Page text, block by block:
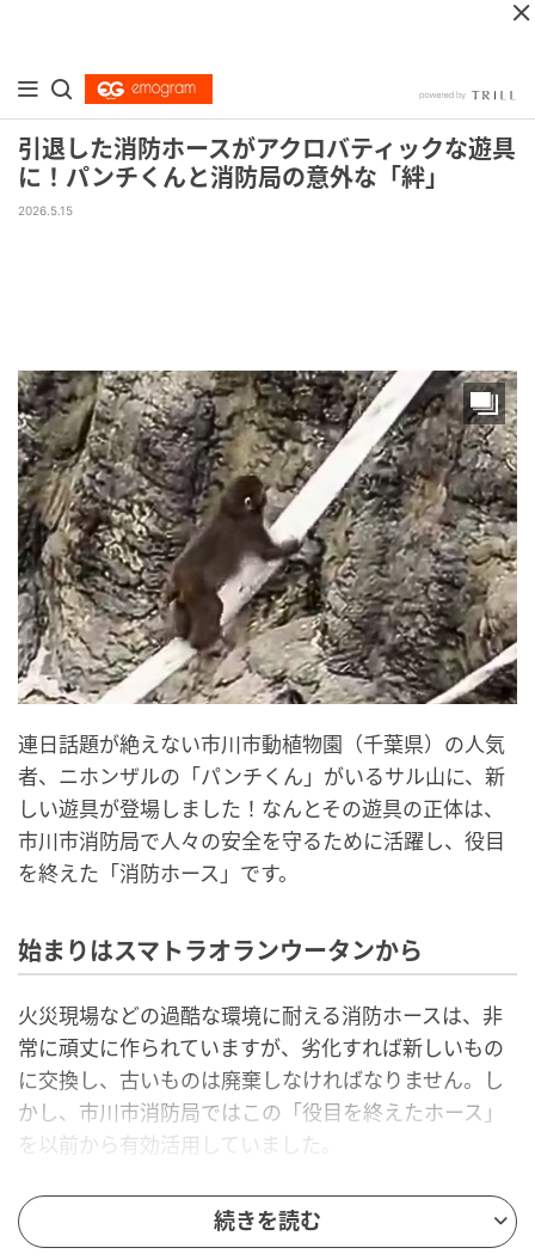
引退した消防ホースがアクロバティックな遊具
に！パンチくんと消防局の意外な「絆」
2026.5.15
連日話題が絶えない市川市動植物園（千葉県）の人気
者、ニホンザルの「パンチくん」がいるサル山に、新
しい遊具が登場しました！なんとその遊具の正体は、
市川市消防局で人々の安全を守るために活躍し、役目
を終えた「消防ホース」です。
始まりはスマトラオランウータンから
火災現場などの過酷な環境に耐える消防ホースは、非
常に頑丈に作られていますが、劣化すれば新しいもの
に交換し、古いものは廃棄しなければなりません。し
かし、市川市消防局ではこの「役目を終えたホース」
を以前から有効活用していました。
「市川市動植物園のスマトラオランウータンの遊具に
ちょうどいいということで、以前から『ぜひ遊具に使
続きを読む